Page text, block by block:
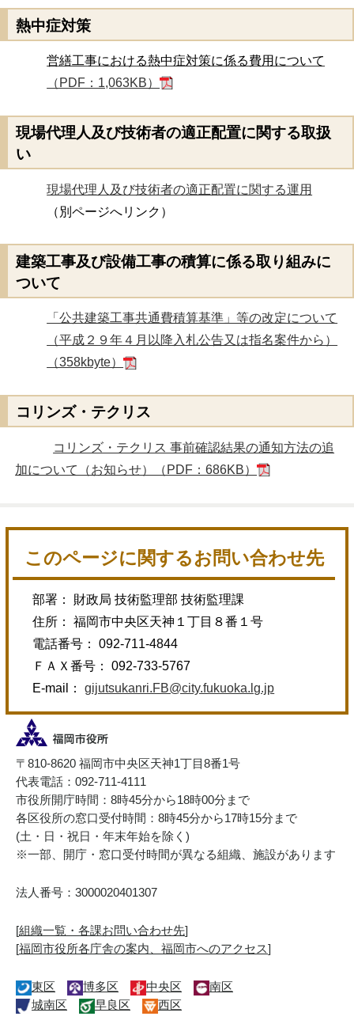
熱中症対策
営繕工事における熱中症対策に係る費用について
（PDF：1,063KB）
現場代理人及び技術者の適正配置に関する取扱
い
現場代理人及び技術者の適正配置に関する運用
（別ページへリンク）
建築工事及び設備工事の積算に係る取り組みに
ついて
「公共建築工事共通費積算基準」等の改定について
（平成２９年４月以降入札公告又は指名案件から）
（358kbyte）
コリンズ・テクリス
コリンズ・テクリス 事前確認結果の通知方法の追
加について（お知らせ）（PDF：686KB）
このページに関するお問い合わせ先
部署： 財政局 技術監理部 技術監理課
住所： 福岡市中央区天神１丁目８番１号
電話番号： 092-711-4844
ＦＡＸ番号： 092-733-5767
E-mail：gijutsukanri.FB@city.fukuoka.lg.jp
〒810-8620 福岡市中央区天神1丁目8番1号
代表電話：092-711-4111
市役所開庁時間：8時45分から18時00分まで
各区役所の窓口受付時間：8時45分から17時15分まで
(土・日・祝日・年末年始を除く)
※一部、開庁・窓口受付時間が異なる組織、施設があります
法人番号：3000020401307
[組織一覧・各課お問い合わせ先]
[福岡市役所各庁舎の案内、福岡市へのアクセス]
東区 博多区 中央区
南区
城南区
早良区 西区